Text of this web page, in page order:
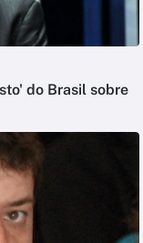
do Brasil sobre